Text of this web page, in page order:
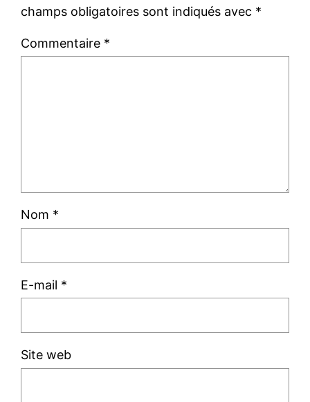
champs obligatoires sont indiqués avec *
Commentaire *
Nom *
E-mail *
Site web